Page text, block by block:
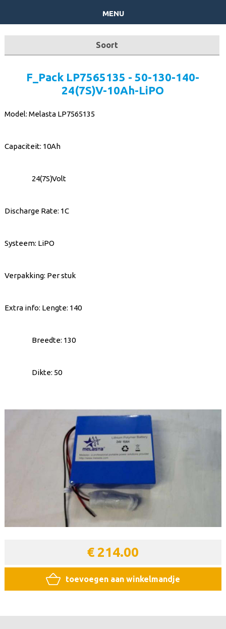
menu
Soort
24V
F_Pack LP7565135 - 50-130-140-
24(7S)V-10Ah-LiPO
Model: Melasta LP7565135
Capaciteit: 10Ah
24(7S)Volt
Discharge Rate: 1C
Systeem: LiPO
Verpakking: Per stuk
Extra info: Lengte: 140
Breedte: 130
Dikte: 50
€ 214.00
toevoegen aan winkelmandje